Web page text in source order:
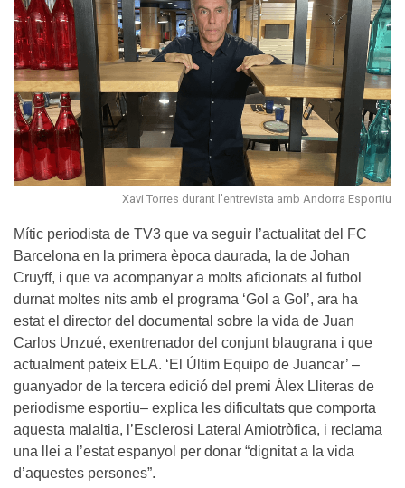
Xavi Torres durant l'entrevista amb Andorra Esportiu
Mític periodista de TV3 que va seguir l’actualitat del FC
Barcelona en la primera època daurada, la de Johan
Cruyff, i que va acompanyar a molts aficionats al futbol
durnat moltes nits amb el programa ‘Gol a Gol’, ara ha
estat el director del documental sobre la vida de Juan
Carlos Unzué, exentrenador del conjunt blaugrana i que
actualment pateix ELA. ‘El Últim Equipo de Juancar’ –
guanyador de la tercera edició del premi Álex Lliteras de
periodisme esportiu– explica les dificultats que comporta
aquesta malaltia, l’Esclerosi Lateral Amiotròfica, i reclama
una llei a l’estat espanyol per donar “dignitat a la vida
d’aquestes persones”.